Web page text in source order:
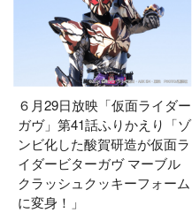
６月29日放映「仮面ライダー
ガヴ」第41話ふりかえり「ゾ
ンビ化した酸賀研造が仮面ラ
イダービターガヴ マーブル
クラッシュクッキーフォーム
に変身！」